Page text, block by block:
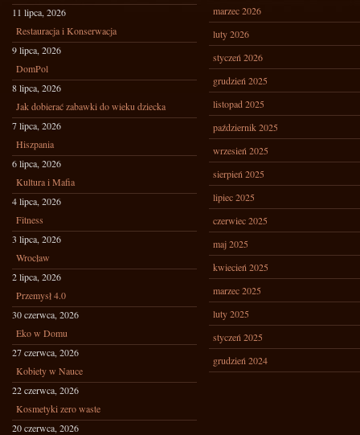
11 lipca, 2026
Restauracja i Konserwacja
9 lipca, 2026
DomPol
8 lipca, 2026
Jak dobierać zabawki do wieku dziecka
7 lipca, 2026
Hiszpania
6 lipca, 2026
Kultura i Mafia
4 lipca, 2026
Fitness
3 lipca, 2026
Wrocław
2 lipca, 2026
Przemysł 4.0
30 czerwca, 2026
Eko w Domu
27 czerwca, 2026
Kobiety w Nauce
22 czerwca, 2026
Kosmetyki zero waste
20 czerwca, 2026
marzec 2026
luty 2026
styczeń 2026
grudzień 2025
listopad 2025
październik 2025
wrzesień 2025
sierpień 2025
lipiec 2025
czerwiec 2025
maj 2025
kwiecień 2025
marzec 2025
luty 2025
styczeń 2025
grudzień 2024